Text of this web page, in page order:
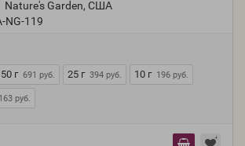
Nature's Garden, США
NG-119
50 г 691 руб. 25 г 394 руб. 10 г 196 руб.
163 руб.